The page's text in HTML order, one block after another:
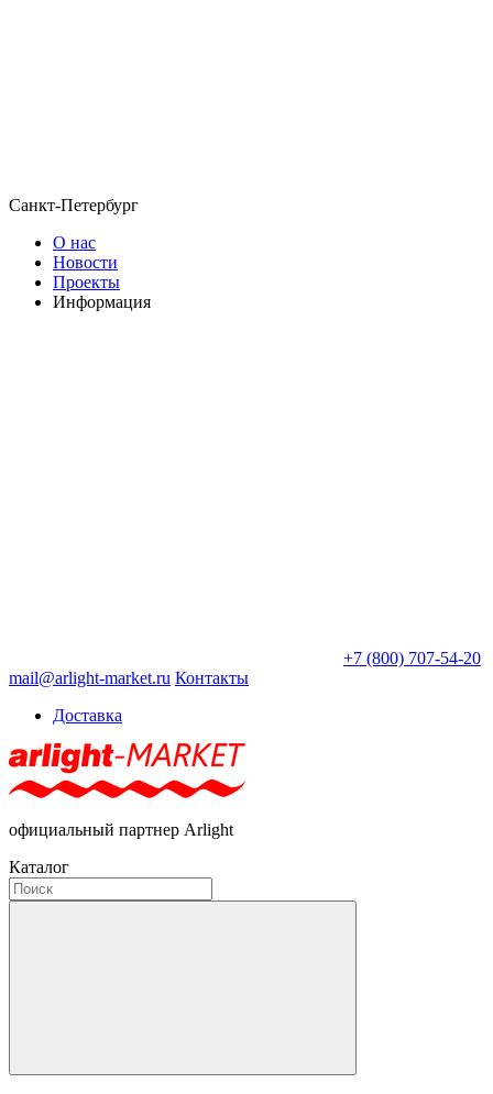
Санкт-Петербург
О нас
Новости
Проекты
Информация
+7 (800) 707-54-20
mail@arlight-market.ru Контакты
Доставка
официальный партнер Arlight
Каталог